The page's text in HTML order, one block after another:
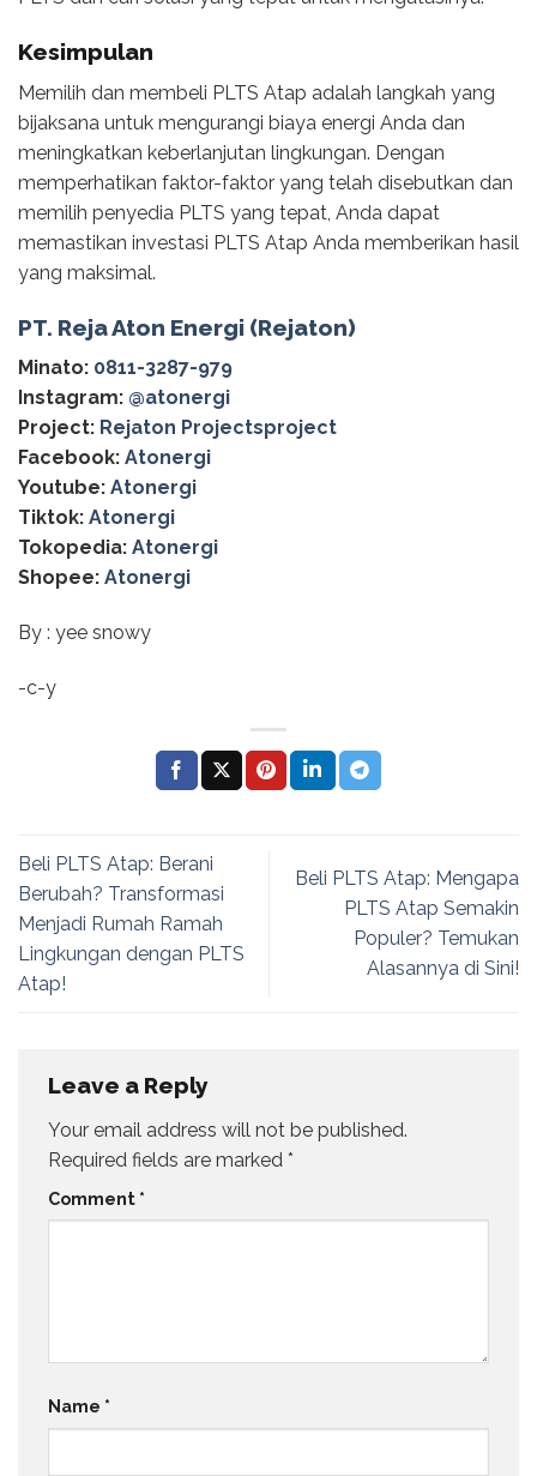
Kesimpulan
Memilih dan membeli PLTS Atap adalah langkah yang
bijaksana untuk mengurangi biaya energi Anda dan
meningkatkan keberlanjutan lingkungan. Dengan
memperhatikan faktor-faktor yang telah disebutkan dan
memilih penyedia PLTS yang tepat, Anda dapat
memastikan investasi PLTS Atap Anda memberikan hasil
yang maksimal.
PT. Reja Aton Energi (Rejaton)
Minato: 0811-3287-979
Instagram: @‌atonergi
Project: Rejaton Projectsproject
Facebook: Atonergi
Youtube: Atonergi
Tiktok: Atonergi
Tokopedia: Atonergi
Shopee: Atonergi
By : yee snowy
-c-y
Beli PLTS Atap: Berani
Berubah? Transformasi
Menjadi Rumah Ramah
Lingkungan dengan PLTS
Atap!
Beli PLTS Atap: Mengapa
PLTS Atap Semakin
Populer? Temukan
Alasannya di Sini!
Leave a Reply
Your email address will not be published.
Required fields are marked *
Comment *
Name *